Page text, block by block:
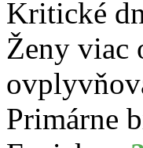
Kritické
Ženy viac
Primárne